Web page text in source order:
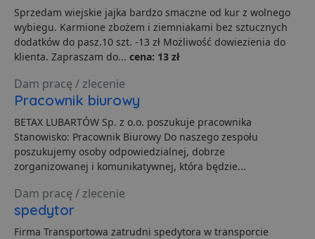
Sprzedam wiejskie jajka bardzo smaczne od kur z wolnego
wybiegu. Karmione zbożem i ziemniakami bez sztucznych
dodatków do pasz.10 szt. -13 zł Możliwość dowiezienia do
klienta. Zapraszam do... cena: 13 zł
Dam pracę / zlecenie
Pracownik biurowy
BETAX LUBARTÓW Sp. z o.o. poszukuje pracownika
Stanowisko: Pracownik Biurowy Do naszego zespołu
poszukujemy osoby odpowiedzialnej, dobrze
zorganizowanej i komunikatywnej, która będzie...
Dam pracę / zlecenie
spedytor
Firma Transportowa zatrudni spedytora w transporcie
Funkcjonalność Niesklasyfikowane
Niezbędne
Targetowanie
Funkcjonalność
Niesklasyfikowane
Niezbędne pliki cookie umożliwiają korzystanie z
podstawowych funkcji strony internetowej, takich jak
niezbędnych plików cookie nie można prawidłowo
korzystać ze strony internetowej.
Nazwa
Dostawca/
Okres